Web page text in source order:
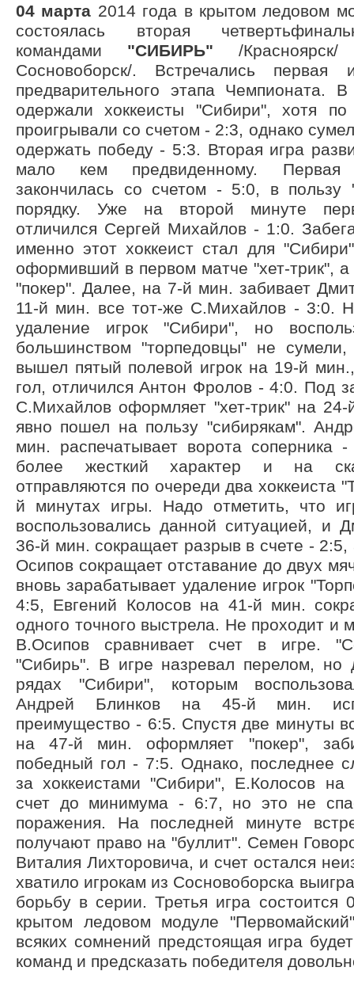
04 марта 2014 года в крытом ледовом
состоялась вторая
командами "СИБИРЬ"/
Сосновоборск/. Встречались
предварительного этапа Чемпионата.
одержали хоккеисты "Сибири", хотя
проигрывали со счетом - 2:3, однако
одержать победу - 5:3. Вторая игра
мало кем предвиденному. Первая
закончилась со счетом - 5:0, в пользу
порядку. Уже на второй минуте
отличился Сергей Михайлов - 1:0.
именно этот хоккеист стал для
оформивший в первом матче "хет-трик", а
"покер". Далее, на 7-й мин. забивает
11-й мин. все тот-же С.Михайлов - 3:0.
удаление игрок "Сибири", но
большинством "торпедовцы" не
вышел пятый полевой игрок на 19-й
гол, отличился Антон Фролов - 4:0. Под
С.Михайлов оформляет "хет-трик" на
явно пошел на пользу "сибирякам".
мин. распечатывает ворота соперника
более жесткий характер и на
отправляются по очереди два хоккеиста
й минутах игры. Надо отметить, что
воспользовались данной ситуацией, и
36-й мин. сокращает разрыв в счете -
Осипов сокращает отставание до двух
вновь зарабатывает удаление игрок
4:5, Евгений Колосов на 41-й мин.
одного точного выстрела. Не проходит и
В.Осипов сравнивает счет в игре.
"Сибирь". В игре назревал перелом, но
рядах "Сибири", которым
Андрей Блинков на 45-й мин.
преимущество - 6:5. Спустя две минуты
на 47-й мин. оформляет "покер",
победный гол - 7:5. Однако, последнее
за хоккеистами "Сибири", Е.Колосов
счет до минимума - 6:7, но это не
поражения. На последней минуте
получают право на "буллит". Семен
Виталия Лихторовича, и счет остался
хватило игрокам из Сосновоборска
борьбу в серии. Третья игра состоится
крытом ледовом модуле
всяких сомнений предстоящая игра
команд и предсказать победителя